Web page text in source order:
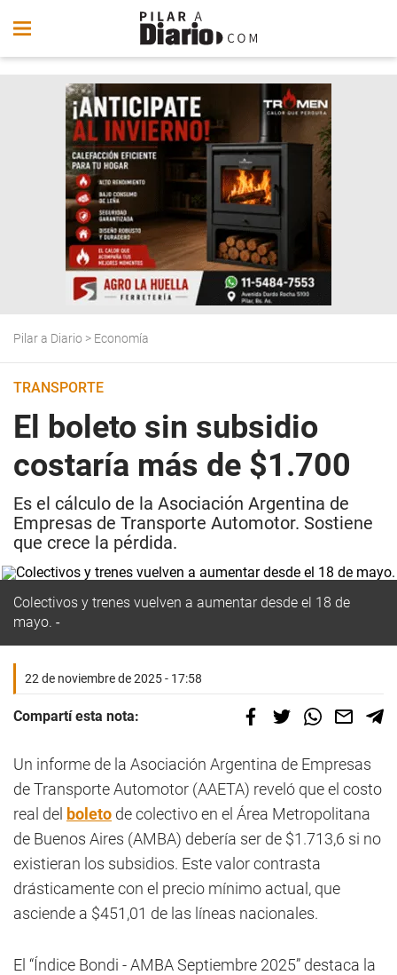
Pilar a Diario > Economía
TRANSPORTE
El boleto sin subsidio
costaría más de $1.700
Es el cálculo de la Asociación Argentina de
Empresas de Transporte Automotor. Sostiene
que crece la pérdida.
Colectivos y trenes vuelven a aumentar desde el 18 de
mayo.
22 de noviembre de 2025 - 17:58
Compartí esta nota:
Un informe de la Asociación Argentina de Empresas
de Transporte Automotor (AAETA) reveló que el costo
real del boleto de colectivo en el Área Metropolitana
de Buenos Aires (AMBA) debería ser de $1.713,6 si no
existieran los subsidios. Este valor contrasta
drásticamente con el precio mínimo actual, que
asciende a $451,01 de las líneas nacionales.
El “Índice Bondi - AMBA Septiembre 2025” destaca la